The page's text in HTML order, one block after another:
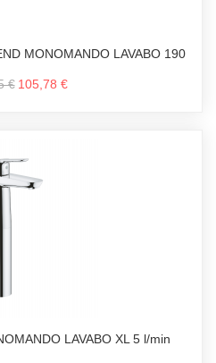
MONOMANDO LAVABO 190
€ 105,78 €
LAVABO XL 5 l/min